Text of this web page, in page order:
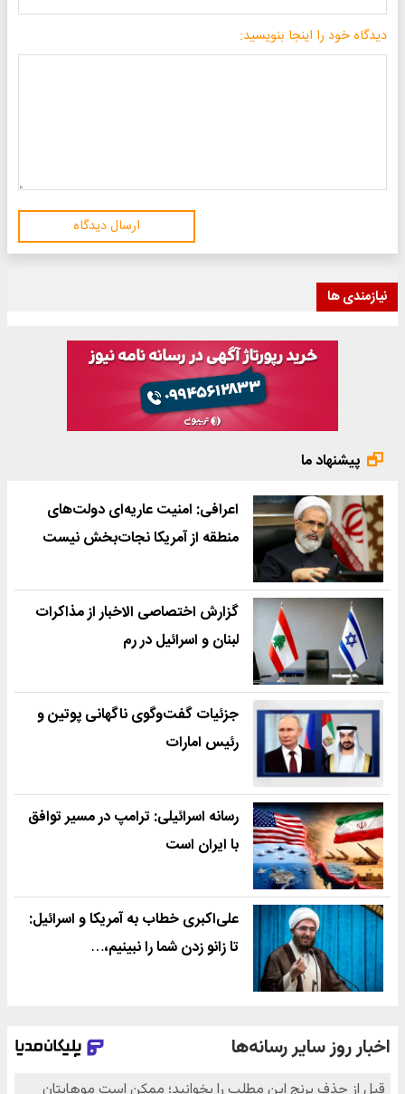
دیدگاه خود را اینجا بنویسید:
ارسال دیدگاه
نیازمندی ها
پیشنهاد ما
اعرافی: امنیت عاریه‌ای دولت‌های
منطقه از آمریکا نجات‌بخش نیست
گزارش اختصاصی الاخبار از مذاکرات
لبنان و اسرائیل در رم
جزئیات گفت‌وگوی ناگهانی پوتین و
رئیس امارات
رسانه اسرائیلی: ترامپ در مسیر توافق
با ایران است
علی‌اکبری خطاب به آمریکا و اسرائیل:
تا زانو زدن شما را نبینیم،…